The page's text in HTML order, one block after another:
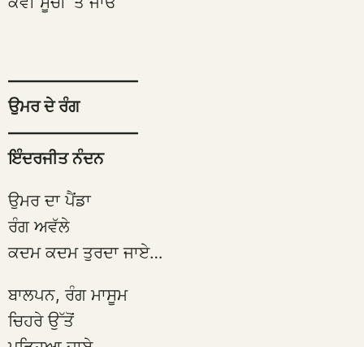
————————
ਉਮਰ ਦੇ ਰੰਗ
————————
ਇੰਦਰਜੀਤ ਨੰਦਨ
ਉਮਰ ਦਾ ਪੈਂਡਾ
ਰੰਗ ਅਵੱਲੇ
ਕਦਮ ਕਦਮ ਤੁਰਦਾ ਜਾਏ…
ਬਾਲਪਨ, ਰੰਗ ਮਾਸੂਮ
ਚਿਹਰੇ ਉੱਤੋਂ